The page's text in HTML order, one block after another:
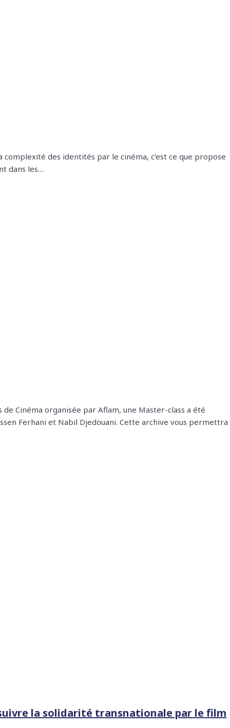
des identités par le cinéma, c’est ce que propose
dans les…
Cinéma organisée par Aflam, une Master-class a été
Ferhani et Nabil Djedouani. Cette archive vous permettra
la solidarité transnationale par le film